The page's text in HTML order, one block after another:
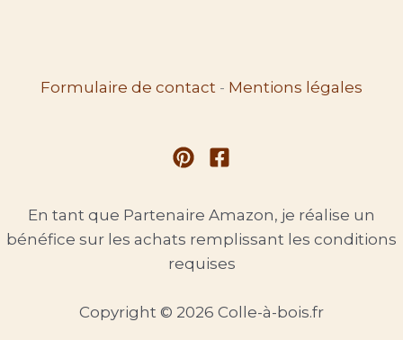
Formulaire de contact - Mentions légales
En tant que Partenaire Amazon, je réalise un
bénéfice sur les achats remplissant les conditions
requises
Copyright © 2026 Colle-à-bois.fr